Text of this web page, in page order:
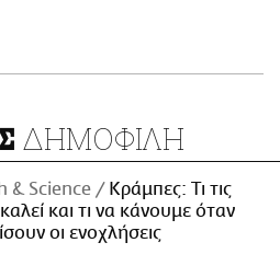
ΔΗΜΟΦΙΛΗ
& Science
Κράμπες: Τι τις
και τι να κάνουμε όταν
οι ενοχλήσεις